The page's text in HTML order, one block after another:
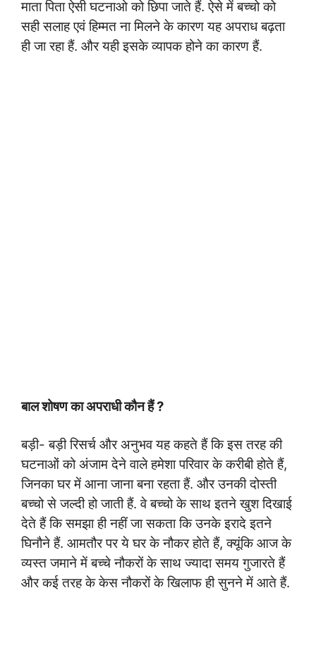
माता पिता ऐसी घटनाओ को छिपा जाते हैं. ऐसे में बच्चो को
सही सलाह एवं हिम्मत ना मिलने के कारण यह अपराध बढ़ता
ही जा रहा हैं. और यही इसके व्यापक होने का कारण हैं.
बाल शोषण का अपराधी कौन हैं?
बड़ी- बड़ी रिसर्च और अनुभव यह कहते हैं कि इस तरह की
घटनाओं को अंजाम देने वाले हमेशा परिवार के करीबी होते हैं,
जिनका घर में आना जाना बना रहता हैं. और उनकी दोस्ती
बच्चो से जल्दी हो जाती हैं. वे बच्चो के साथ इतने खुश दिखाई
देते हैं कि समझा ही नहीं जा सकता कि उनके इरादे इतने
घिनौने हैं. आमतौर पर ये घर के नौकर होते हैं, क्यूंकि आज के
व्यस्त जमाने में बच्चे नौकरों के साथ ज्यादा समय गुजारते हैं
और कई तरह के केस नौकरों के खिलाफ ही सुनने में आते हैं.